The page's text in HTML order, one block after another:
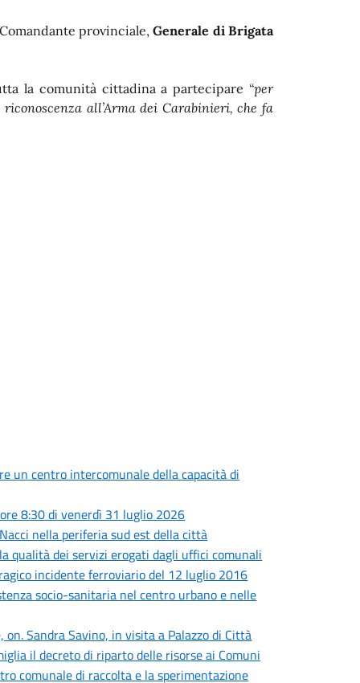
provinciale,Generale di Brigata
la comunità cittadina a partecipare “per
all’Arma dei Carabinieri, che fa
un centro intercomunale della capacità di
8:30 di venerdì 31 luglio 2026
nella periferia sud est della città
qualità dei servizi erogati dagli uffici comunali
incidente ferroviario del 12 luglio 2016
socio-sanitaria nel centro urbano e nelle
Sandra Savino, in visita a Palazzo di Città
il decreto di riparto delle risorse ai Comuni
comunale di raccolta e la sperimentazione